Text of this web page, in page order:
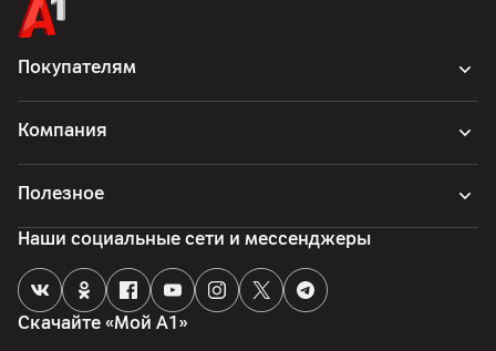
Покупателям
Компания
Полезное
Скачайте «Мой А1»
Наши социальные сети и мессенджеры